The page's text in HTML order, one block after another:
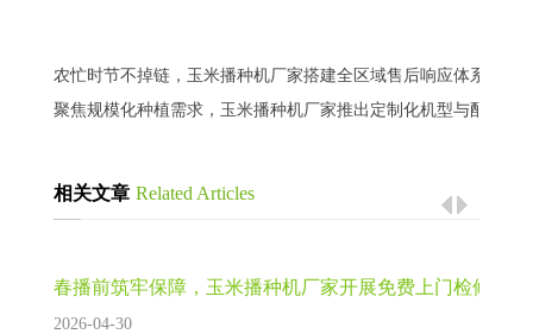
农忙时节不掉链，玉米播种机厂家搭建全区域售后响应体系
聚焦规模化种植需求，玉米播种机厂家推出定制化机型与配套服
相关文章 Related Articles
春播前筑牢保障，玉米播种机厂家开展免费上门检修保
2026-04-30